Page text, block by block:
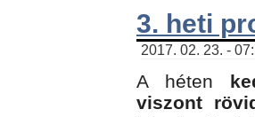
3. heti
2017. 02. 23. -
A héten
viszont